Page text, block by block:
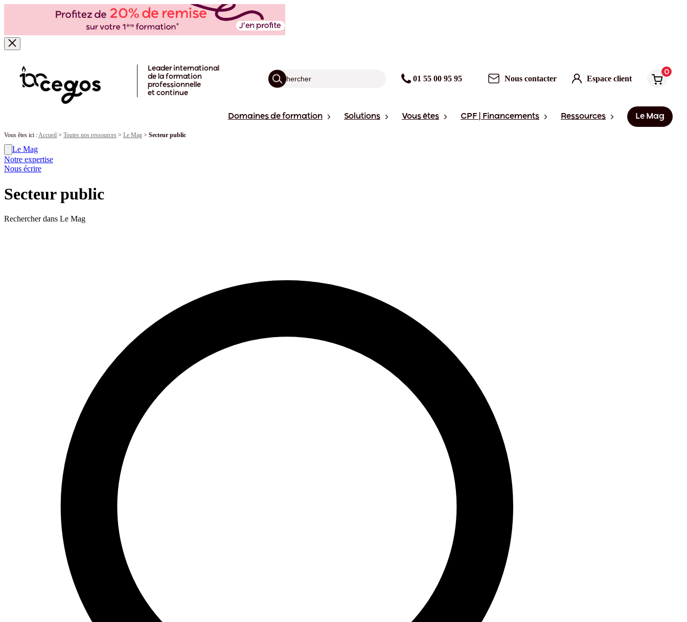
Leader international
de la formation
professionnelle
et continue
01 55 00 95 95 Nous contacter Espace client
0
Domaines de formation Solutions Vous êtes CPF | Financements Ressources Le Mag
Vous êtes ici :Accueil > Toutes nos ressources > Le Mag > Secteur public
Le Mag
Notre expertise
Nous écrire
Secteur public
Rechercher dans Le Mag